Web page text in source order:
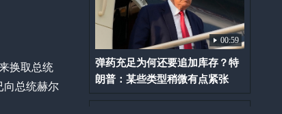
换取总统
向总统赫尔
00:59
弹药充足为何还要追加库存？特
朗普：某些类型稍微有点紧张